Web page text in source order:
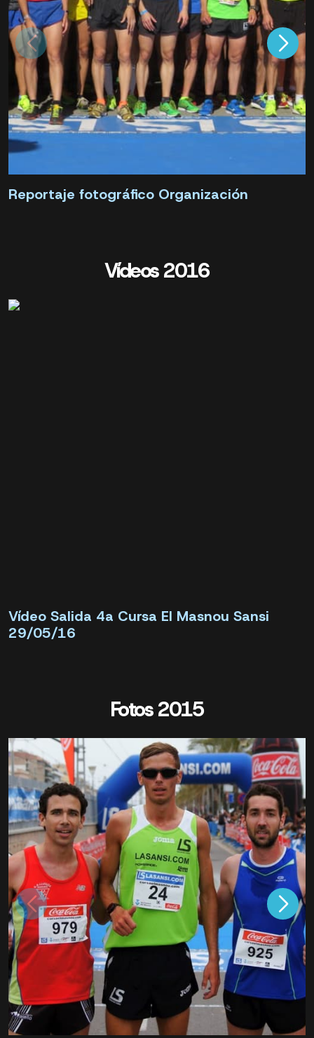
Reportaje fotográfico Organización
Vídeos 2016
Vídeo Salida 4a Cursa El Masnou Sansi
29/05/16
Fotos 2015